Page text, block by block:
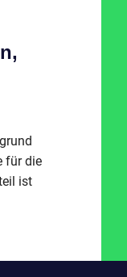
für die
ist